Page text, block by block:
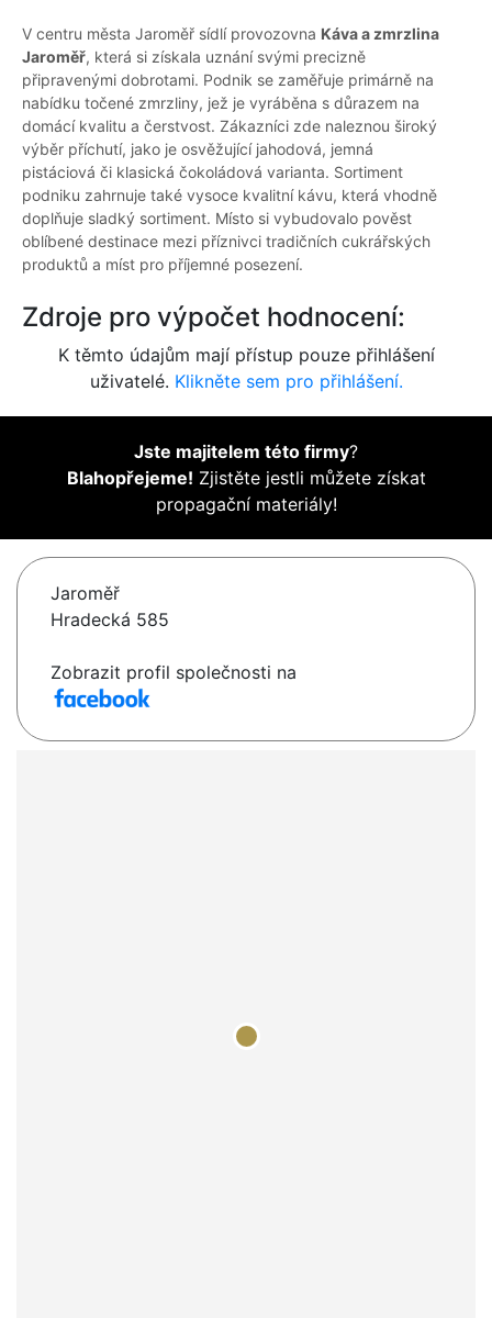
V centru města Jaroměř sídlí provozovna Káva a zmrzlina
Jaroměř, která si získala uznání svými precizně
připravenými dobrotami. Podnik se zaměřuje primárně na
nabídku točené zmrzliny, jež je vyráběna s důrazem na
domácí kvalitu a čerstvost. Zákazníci zde naleznou široký
výběr příchutí, jako je osvěžující jahodová, jemná
pistáciová či klasická čokoládová varianta. Sortiment
podniku zahrnuje také vysoce kvalitní kávu, která vhodně
doplňuje sladký sortiment. Místo si vybudovalo pověst
oblíbené destinace mezi příznivci tradičních cukrářských
produktů a míst pro příjemné posezení.
Zdroje pro výpočet hodnocení:
K těmto údajům mají přístup pouze přihlášení
uživatelé. Klikněte sem pro přihlášení.
Jste majitelem této firmy?
Blahopřejeme! Zjistěte jestli můžete získat
propagační materiály!
Jaroměř
Hradecká 585
Zobrazit profil společnosti na